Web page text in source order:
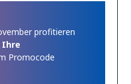
profitieren
Ihre
Promocode